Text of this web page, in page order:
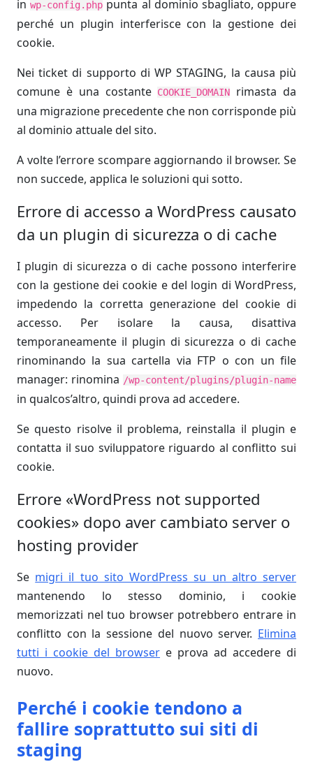
inwp-config.php punta al dominio sbagliato, oppure
perché un plugin interferisce con la gestione dei
cookie.
Nei ticket di supporto di WP STAGING, la causa più
comune è una costante COOKIE_DOMAIN
rimasta da
una migrazione precedente che non corrisponde più
al dominio attuale del sito.
A volte l’errore scompare aggiornando il browser. Se
non succede, applica le soluzioni qui sotto.
Errore di accesso a WordPress causato
da un plugin di sicurezza o di cache
I plugin di sicurezza o di cache possono interferire
con la gestione dei cookie e del login di WordPress,
impedendo la corretta generazione del cookie di
accesso. Per isolare la causa, disattiva
temporaneamente il plugin di sicurezza o di cache
rinominando la sua cartella via FTP o con un file
manager: rinomina /wp-content/plugins/plugin-name
in qualcos’altro, quindi prova ad accedere.
Se questo risolve il problema, reinstalla il plugin e
contatta il suo sviluppatore riguardo al conflitto sui
cookie.
Errore «WordPress not supported
cookies» dopo aver cambiato server o
hosting provider
Se migri il tuo sito WordPress su un altro server
mantenendo lo stesso dominio, i cookie
memorizzati nel tuo browser potrebbero entrare in
conflitto con la sessione del nuovo server. Elimina
tutti i cookie del browser e prova ad accedere di
nuovo.
Perché i cookie tendono a
fallire soprattutto sui siti di
staging